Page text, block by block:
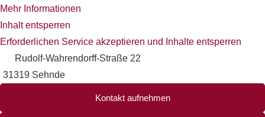
Mehr Informationen
Inhalt entsperren
Erforderlichen Service akzeptieren und Inhalte entsperren
Rudolf-Wahrendorff-Straße 22
31319 Sehnde
Kontakt aufnehmen